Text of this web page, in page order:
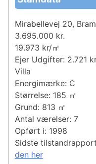
Mirabellevej 20,
3.695.000 kr.
19.973 kr/㎡
Ejer Udgifter: 2.721
Villa
Energimærke: C
Størrelse: 185 ㎡
Grund: 813 ㎡
Antal værelser: 7
Opført i: 1998
Sidste
den her